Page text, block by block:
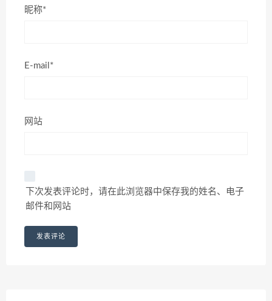
昵称*
E-mail*
网站
下次发表评论时，请在此浏览器中保存我的姓名、电子
邮件和网站